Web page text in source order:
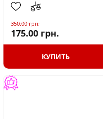
350.00грн.
175.00 грн.
КУПИТЬ